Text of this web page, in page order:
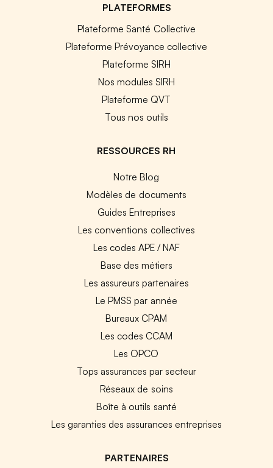
PLATEFORMES
Plateforme Santé Collective
Plateforme Prévoyance collective
Plateforme SIRH
Nos modules SIRH
Plateforme QVT
Tous nos outils
RESSOURCES RH
Notre Blog
Modèles de documents
Guides Entreprises
Les conventions collectives
Les codes APE / NAF
Base des métiers
Les assureurs partenaires
Le PMSS par année
Bureaux CPAM
Les codes CCAM
Les OPCO
Tops assurances par secteur
Réseaux de soins
Boîte à outils santé
Les garanties des assurances entreprises
PARTENAIRES